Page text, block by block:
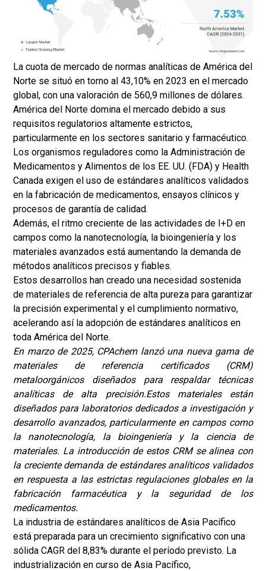
La cuota de mercado de normas analíticas de América del
Norte se situó en torno al 43,10% en 2023 en el mercado
global, con una valoración de 560,9 millones de dólares.
América del Norte domina el mercado debido a sus
requisitos regulatorios altamente estrictos,
particularmente en los sectores sanitario y farmacéutico.
Los organismos reguladores como la Administración de
Medicamentos y Alimentos de los EE. UU. (FDA) y Health
Canada exigen el uso de estándares analíticos validados
en la fabricación de medicamentos, ensayos clínicos y
procesos de garantía de calidad.
Además, el ritmo creciente de las actividades de I+D en
campos como la nanotecnología, la bioingeniería y los
materiales avanzados está aumentando la demanda de
métodos analíticos precisos y fiables.
Estos desarrollos han creado una necesidad sostenida
de materiales de referencia de alta pureza para garantizar
la precisión experimental y el cumplimiento normativo,
acelerando así la adopción de estándares analíticos en
toda América del Norte.
En marzo de 2025, CPAchem lanzó una nueva gama de
materiales de referencia certificados (CRM)
metaloorgánicos diseñados para respaldar técnicas
analíticas de alta precisión.Estos materiales están
diseñados para laboratorios dedicados a investigación y
desarrollo avanzados, particularmente en campos como
la nanotecnología, la bioingeniería y la ciencia de
materiales. La introducción de estos CRM se alinea con
la creciente demanda de estándares analíticos validados
en respuesta a las estrictas regulaciones globales en la
fabricación farmacéutica y la seguridad de los
medicamentos.
La industria de estándares analíticos de Asia Pacífico
está preparada para un crecimiento significativo con una
sólida CAGR del 8,83% durante el período previsto. La
industrialización en curso de Asia Pacífico,